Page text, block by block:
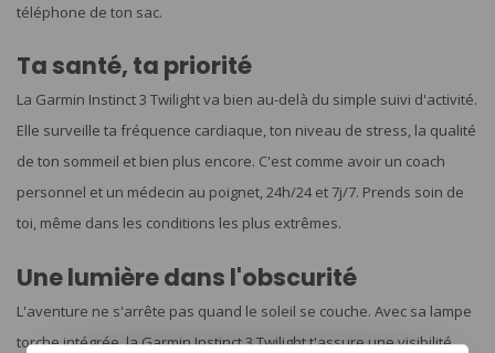
téléphone de ton sac.
Ta santé, ta priorité
La Garmin Instinct 3 Twilight va bien au-delà du simple suivi d'activité.
Elle surveille ta fréquence cardiaque, ton niveau de stress, la qualité
de ton sommeil et bien plus encore. C'est comme avoir un coach
personnel et un médecin au poignet, 24h/24 et 7j/7. Prends soin de
toi, même dans les conditions les plus extrêmes.
Une lumière dans l'obscurité
L'aventure ne s'arrête pas quand le soleil se couche. Avec sa lampe
torche intégrée, la Garmin Instinct 3 Twilight t'assure une visibilité